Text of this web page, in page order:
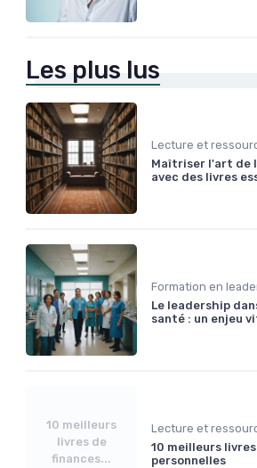
Les plus lus
Maîtriser l'art de
avec des livres
Formation en
Le leadership
santé : un enjeu
10 meilleurs
livres de
finances...
10 meilleurs
personnelles